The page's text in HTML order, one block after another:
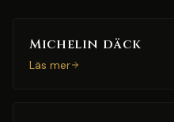
Michelin däck
Läs mer